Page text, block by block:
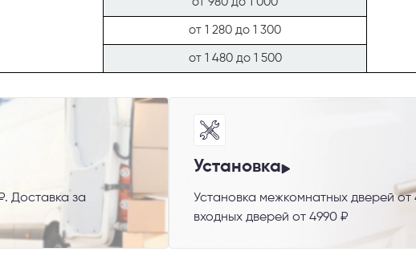
от 1 280 до 1 300
от 1 480 до 1 500
Доставка за
Установка
Установка межкомнатных дверей от
входных дверей от 4990 ₽
связи
MAX